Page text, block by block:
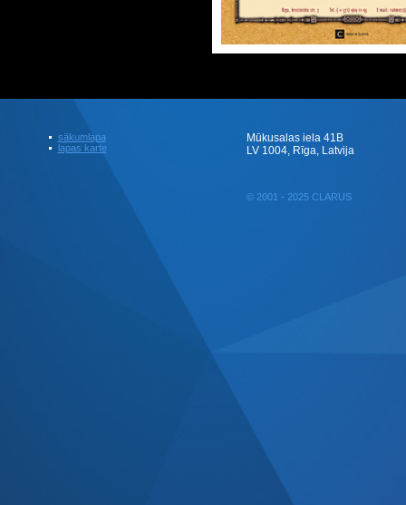
sākumlapa
lapas karte
Mūkusalas iela 41B
LV 1004, Rīga, Latvija
© 2001 - 2025 CLARUS